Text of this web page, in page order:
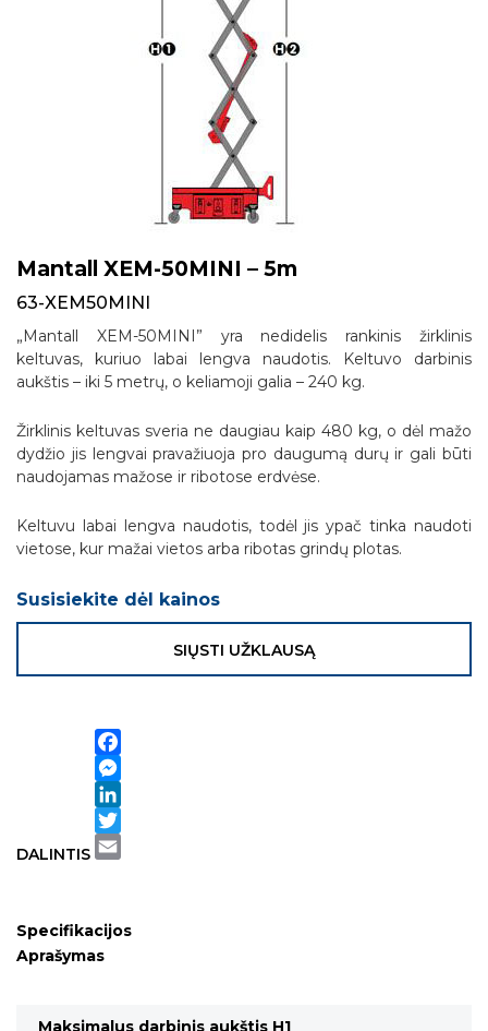
Mantall XEM-50MINI – 5m
63-XEM50MINI
„Mantall XEM-50MINI” yra nedidelis rankinis žirklinis
keltuvas, kuriuo labai lengva naudotis. Keltuvo darbinis
aukštis – iki 5 metrų, o keliamoji galia – 240 kg.
Žirklinis keltuvas sveria ne daugiau kaip 480 kg, o dėl mažo
dydžio jis lengvai pravažiuoja pro daugumą durų ir gali būti
naudojamas mažose ir ribotose erdvėse.
Keltuvu labai lengva naudotis, todėl jis ypač tinka naudoti
vietose, kur mažai vietos arba ribotas grindų plotas.
Susisiekite dėl kainos
SIŲSTI UŽKLAUSĄ
DALINTIS
Facebook
Messenger
LinkedIn
Twitter
Specifikacijos
Aprašymas